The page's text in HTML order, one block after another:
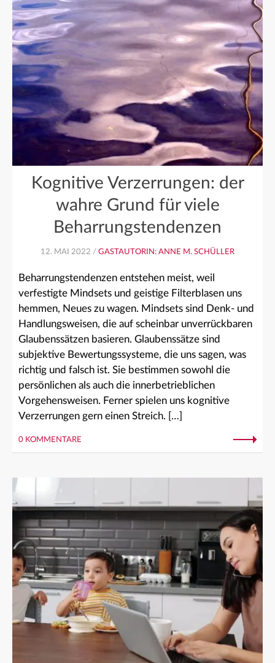
Kognitive Verzerrungen: der
wahre Grund für viele
Beharrungstendenzen
12. MAI 2022 / GASTAUTORIN: ANNE M. SCHÜLLER
Beharrungstendenzen entstehen meist, weil
verfestigte Mindsets und geistige Filterblasen uns
hemmen, Neues zu wagen. Mindsets sind Denk- und
Handlungsweisen, die auf scheinbar unverrückbaren
Glaubenssätzen basieren. Glaubenssätze sind
subjektive Bewertungssysteme, die uns sagen, was
richtig und falsch ist. Sie bestimmen sowohl die
persönlichen als auch die innerbetrieblichen
Vorgehensweisen. Ferner spielen uns kognitive
Verzerrungen gern einen Streich. […]
0 KOMMENTARE